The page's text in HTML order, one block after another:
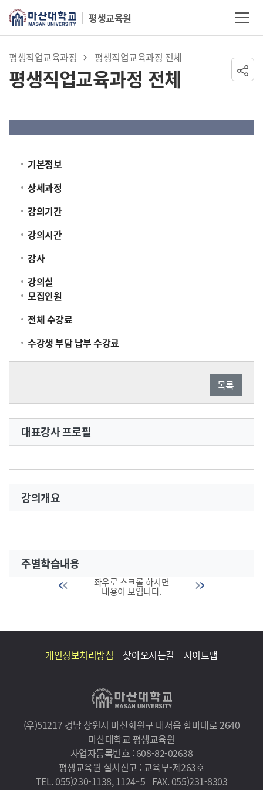
Skip Menu
마산대학교 평생교육원
평생직업교육과정 평생직업교육과정 전체
평생직업교육과정 전체
기본정보
상세과정
강의기간
강의시간
강사
강의실
모집인원
전체 수강료
수강생 부담 납부 수강료
목록
대표강사 프로필
강의개요
주별학습내용
좌우로 스크롤 하시면
내용이 보입니다.
개인정보처리방침 찾아오시는길 사이트맵
(우)51217 경남 창원시 마산회원구 내서읍 함마대로 2640
마산대학교 평생교육원
사업자등록번호 : 608-82-02638
평생교육원 설치신고 : 교육부-제263호
TEL. 055)230-1138, 1124~5 FAX. 055)231-8303